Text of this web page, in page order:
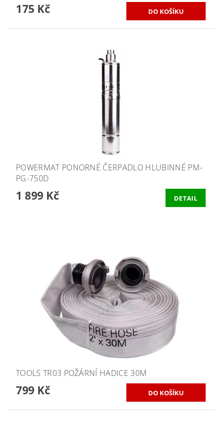
175 Kč
POWERMAT PONORNÉ ČERPADLO HLUBINNÉ PM-
PG-750D
1 899 Kč DETAIL
TOOLS TR03 POŽÁRNÍ HADICE 30M
799 Kč